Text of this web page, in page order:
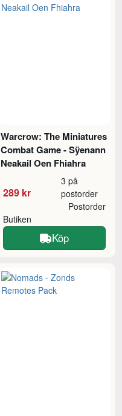
Warcrow: The Miniatures
Combat Game - Sÿenann
Neakail Oen Fhiahra
289 kr
3 på
postorder
Butiken
Postorder
Köp